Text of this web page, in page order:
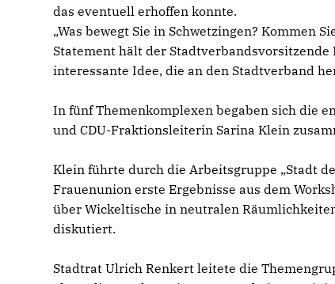
das eventuell erhoffen konnte.
Was bewegt Sie in Schwetzingen? Kommen
Statement hält der Stadtverbandsvorsitzende
interessante Idee, die an den Stadtverband
In fünf Themenkomplexen begaben sich die
und CDU-Fraktionsleiterin Sarina Klein
Klein führte durch die Arbeitsgruppe „Stadt
Frauenunion erste Ergebnisse aus dem
über Wickeltische in neutralen
diskutiert.
Stadtrat Ulrich Renkert leitete die